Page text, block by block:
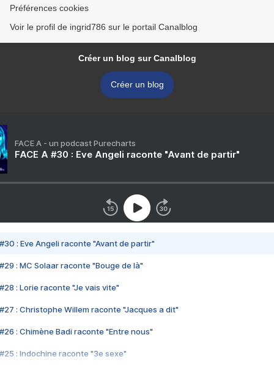
Préférences cookies
Voir le profil de ingrid786 sur le portail Canalblog
Créer un blog sur Canalblog
Créer un blog
FACE A - un podcast Purecharts
FACE A #30 : Eve Angeli raconte "Avant de partir"
#30 : Eve Angeli raconte "Avant de partir"
#29 : MC Solaar raconte "Bouge de là"
#28 : Lorie raconte "Je vais vite"
#27 : Christophe Willem raconte "Jacques a dit"
#26 : Chimène Badi raconte "Entre nous"
#25 : Indochine raconte "3e sexe"